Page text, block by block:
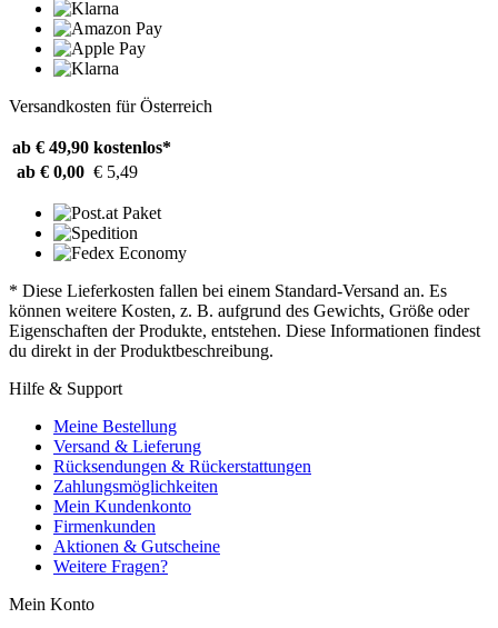
Versandkosten für Österreich
ab € 49,90 kostenlos*
ab € 0,00 € 5,49
* Diese Lieferkosten fallen bei einem Standard-Versand an. Es
können weitere Kosten, z. B. aufgrund des Gewichts, Größe oder
Eigenschaften der Produkte, entstehen. Diese Informationen findest
du direkt in der Produktbeschreibung.
Hilfe & Support
Meine Bestellung
Versand & Lieferung
Rücksendungen & Rückerstattungen
Zahlungsmöglichkeiten
Mein Kundenkonto
Firmenkunden
Aktionen & Gutscheine
Weitere Fragen?
Mein Konto